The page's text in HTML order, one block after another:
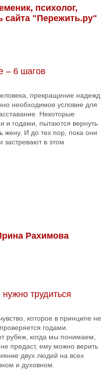
психолог,
сайта "Пережить.ру"
– 6 шагов
прекращение надежд
необходимое условие для
Некоторые
и годами, пытаются вернуть
жену. И до тех пор, пока они
в этом
Рахимова
трудиться
которое в принципе не
годами.
рубеж, когда мы понимаем,
не предаст, ему можно верить
двух людей на всех
и духовном.